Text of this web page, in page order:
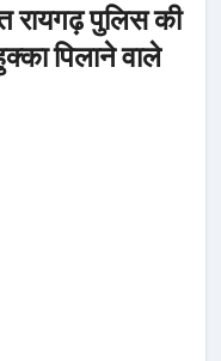
पुलिस की
पिलाने वाले